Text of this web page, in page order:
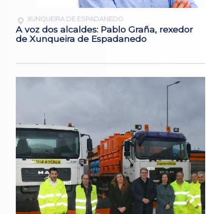
XUNQUEIRA DE ESPADANEDO
A voz dos alcaldes: Pablo Graña, rexedor
de Xunqueira de Espadanedo